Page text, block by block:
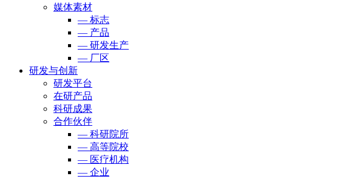
媒体素材
— 标志
— 产品
— 研发生产
— 厂区
研发与创新
研发平台
在研产品
科研成果
合作伙伴
— 科研院所
— 高等院校
— 医疗机构
— 企业